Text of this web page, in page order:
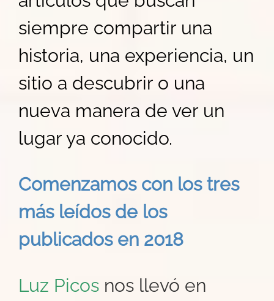
siempre compartir una
historia, una experiencia, un
sitio a descubrir o una
nueva manera de ver un
lugar ya conocido.
Comenzamos con los tres
más leídos de los
publicados en 2018
Luz Picos nos llevó en